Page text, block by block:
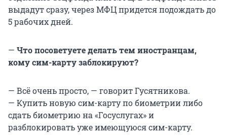
выдадут сразу, через МФЦ придется подождать до
5 рабочих дней.
— Что посоветуете делать тем иностранцам,
кому сим-карту заблокируют?
— Всё очень просто, — говорит Гусятникова.
— Купить новую сим-карту по биометрии либо
сдать биометрию на «Госуслугах» и
разблокировать уже имеющуюся сим-карту.